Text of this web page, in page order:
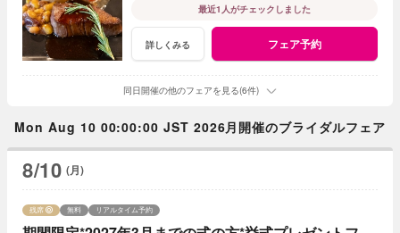
最近1人がチェックしました
詳しくみる フェア予約
同日開催の他のフェアを見る(6件)
Mon Aug 10 00:00:00 JST 2026月開催のブライダルフェア
8/10 (月)
残席 無料 リアルタイム予約